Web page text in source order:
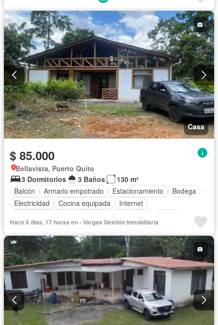
Casa
$ 85.000
Bellavista, Puerto Quito
3 Dormitorios
3 Baños
130 m²
Balcón
Armario empotrado Estacionamiento
Bodega
Electricidad
Cocina equipada
Internet
Garita de guardianía
Piscina Completamente amoblado
Hace 6 días, 17 horas en - Vargas Gestión Inmobiliaria